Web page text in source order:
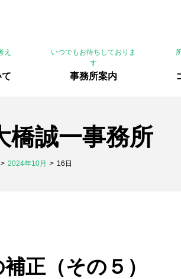
え
いつでもお待ちしておりま
す
事務所案内
橋誠一事務所
2024年10月 16日
正（その５）